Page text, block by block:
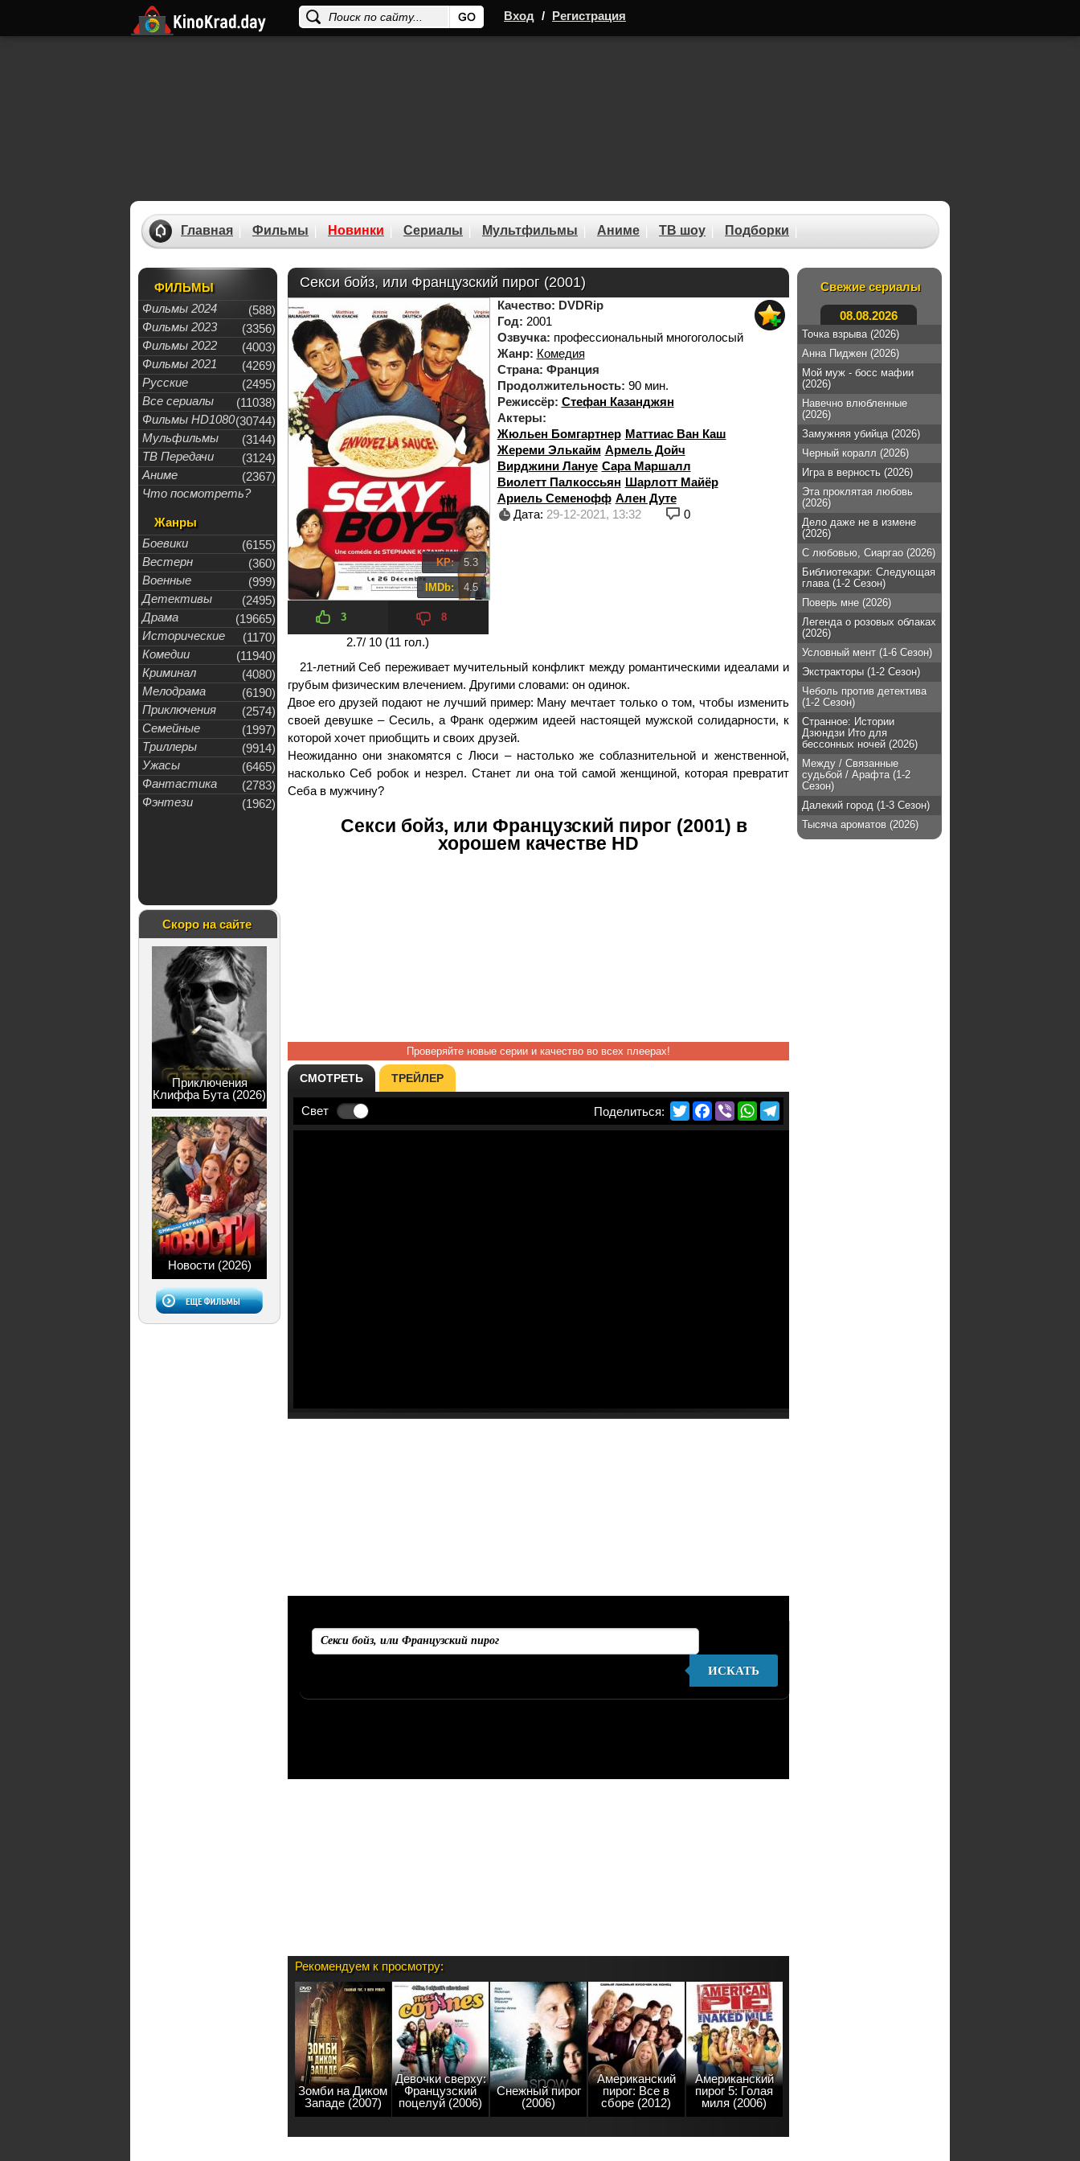
Вход / Регистрация
Главная Фильмы Новинки Сериалы Мультфильмы Аниме ТВ шоу Подборки
ФИЛЬМЫ
Фильмы 2024
(588)
Фильмы 2023
(3356)
Фильмы 2022
(4003)
Фильмы 2021
(4269)
Русские
(2495)
Все сериалы
(11038)
Фильмы HD1080(30744)
Мульфильмы
(3144)
ТВ Передачи
(3124)
Аниме
(2367)
Что посмотреть?
Жанры
Боевики
(6155)
Вестерн
(360)
Военные
(999)
Детективы
(2495)
Драма
(19665)
Исторические
(1170)
Комедии
(11940)
Криминал
(4080)
Мелодрама
(6190)
Приключения
(2574)
Семейные
(1997)
Триллеры
(9914)
Ужасы
(6465)
Фантастика
(2783)
Фэнтези
(1962)
Скоро на сайте
Приключения
Клиффа Бута (2026)
Новости (2026)
Свежие сериалы
08.08.2026
Точка взрыва (2026)
Анна Пиджен (2026)
Мой муж - босс мафии
(2026)
Навечно влюбленные
(2026)
Замужняя убийца (2026)
Черный коралл (2026)
Игра в верность (2026)
Эта проклятая любовь
(2026)
Дело даже не в измене
(2026)
С любовью, Сиаргао (2026)
Библиотекари: Следующая
глава (1-2 Сезон)
Поверь мне (2026)
Легенда о розовых облаках
(2026)
Условный мент (1-6 Сезон)
Экстракторы (1-2 Сезон)
Чеболь против детектива
(1-2 Сезон)
Странное: Истории
Дзюндзи Ито для
бессонных ночей (2026)
Между / Связанные
судьбой / Арафта (1-2
Сезон)
Далекий город (1-3 Сезон)
Тысяча ароматов (2026)
Секси бойз, или Французский пирог (2001)
KP: 5.3
IMDb: 4.5
3 8
2.7/ 10 (11 гол.)
Качество: DVDRip
Год: 2001
Озвучка: профессиональный многоголосый
Жанр: Комедия
Страна: Франция
Продолжительность: 90 мин.
Режиссёр: Стефан Казанджян
Актеры:
Жюльен Бомгартнер Маттиас Ван Каш
Жереми Элькайм Армель Дойч
Вирджини Лануе Сара Маршалл
Виолетт Палкоссьян Шарлотт Майёр
Ариель Семенофф Ален Дуте
Дата: 29-12-2021, 13:32 0
21-летний Себ переживает мучительный конфликт между романтическими идеалами и
грубым физическим влечением. Другими словами: он одинок.
Двое его друзей подают не лучший пример: Ману мечтает только о том, чтобы изменить
своей девушке – Сесиль, а Франк одержим идеей настоящей мужской солидарности, к
которой хочет приобщить и своих друзей.
Неожиданно они знакомятся с Люси – настолько же соблазнительной и женственной,
насколько Себ робок и незрел. Станет ли она той самой женщиной, которая превратит
Себа в мужчину?
Секси бойз, или Французский пирог (2001) в
хорошем качестве HD
Проверяйте новые серии и качество во всех плеерах!
СМОТРЕТЬ ТРЕЙЛЕР
Свет TwitterFacebook
ViberWhatsApp
Telegram
ИСКАТЬ
Рекомендуем к просмотру:
Зомби на Диком
Западе (2007)
Девочки сверху:
Французский
поцелуй (2006)
Снежный пирог
(2006)
Американский
пирог: Все в
сборе (2012)
Американский
пирог 5: Голая
миля (2006)